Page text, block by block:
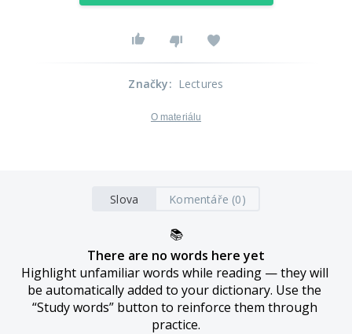
Značky: Lectures
O materiálu
Slova Komentáře (0)
📚
There are no words here yet
Highlight unfamiliar words while reading — they will
be automatically added to your dictionary. Use the
“Study words” button to reinforce them through
practice.